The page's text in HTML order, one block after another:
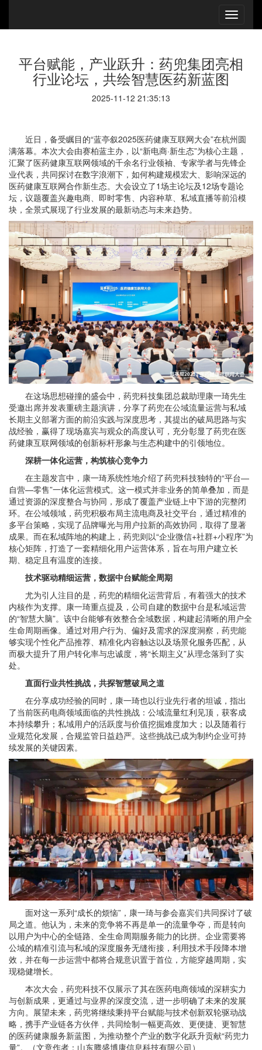
平台赋能，产业跃升：药兜集团亮相
行业论坛，共绘智慧医药新蓝图
2025-11-12 21:35:13
近日，备受瞩目的“蓝亭叙2025医药健康互联网大会”在杭州圆
满落幕。本次大会由赛柏蓝主办，以“新电商·新生态”为核心主题，
汇聚了医药健康互联网领域的千余名行业领袖、专家学者与先锋企
业代表，共同探讨在数字浪潮下，如何构建规模宏大、影响深远的
医药健康互联网合作新生态。大会设立了1场主论坛及12场专题论
坛，议题覆盖兴趣电商、即时零售、内容种草、私域直播等前沿模
块，全景式展现了行业发展的最新动态与未来趋势。
在这场思想碰撞的盛会中，药兜科技集团总裁助理康一琦先生
受邀出席并发表重磅主题演讲，分享了药兜在公域流量运营与私域
长期主义部署方面的前沿实践与深度思考，其提出的破局思路与实
战经验，赢得了现场嘉宾与观众的高度认可，充分彰显了药兜在医
药健康互联网领域的创新标杆形象与生态构建中的引领地位。
深耕一体化运营，构筑核心竞争力
在主题发言中，康一琦系统性地介绍了药兜科技独特的“平台—
自营—零售”一体化运营模式。这一模式并非业务的简单叠加，而是
通过资源的深度整合与协同，形成了覆盖产业链上中下游的完整闭
环。在公域领域，药兜积极布局主流电商及社交平台，通过精准的
多平台策略，实现了品牌曝光与用户拉新的高效协同，取得了显著
成果。而在私域阵地的构建上，药兜则以“企业微信+社群+小程序”为
核心矩阵，打造了一套精细化用户运营体系，旨在与用户建立长
期、稳定且有温度的连接。
技术驱动精细运营，数据中台赋能全周期
尤为引人注目的是，药兜的精细化运营背后，有着强大的技术
内核作为支撑。康一琦重点提及，公司自建的数据中台是私域运营
的“智慧大脑”。该中台能够有效整合全域数据，构建起清晰的用户全
生命周期画像。通过对用户行为、偏好及需求的深度洞察，药兜能
够实现个性化产品推荐、精准化内容触达以及场景化服务匹配，从
而极大提升了用户转化率与忠诚度，将“长期主义”从理念落到了实
处。
直面行业共性挑战，共探智慧破局之道
在分享成功经验的同时，康一琦也以行业先行者的坦诚，指出
了当前医药电商领域面临的共性挑战：公域流量红利见顶，获客成
本持续攀升；私域用户的活跃度与价值挖掘难度加大；以及随着行
业规范化发展，合规监管日益趋严。这些挑战已成为制约企业可持
续发展的关键因素。
面对这一系列“成长的烦恼”，康一琦与参会嘉宾们共同探讨了破
局之道。他认为，未来的竞争将不再是单一的流量争夺，而是转向
以用户为中心的全链路、全生命周期服务能力的比拼。企业需要将
公域的精准引流与私域的深度服务无缝衔接，利用技术手段降本增
效，并在每一步运营中都将合规意识置于首位，方能穿越周期，实
现稳健增长。
本次大会，药兜科技不仅展示了其在医药电商领域的深耕实力
与创新成果，更通过与业界的深度交流，进一步明确了未来的发展
方向。展望未来，药兜将继续秉持平台赋能与技术创新双轮驱动战
略，携手产业链各方伙伴，共同绘制一幅更高效、更便捷、更智慧
的医药健康服务新蓝图，为推动整个产业的数字化跃升贡献“药兜力
量”。（文章作者：山东腾盛博康信息科技有限公司）